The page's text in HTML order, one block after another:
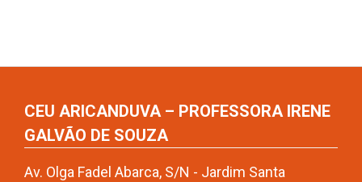
CEU ARICANDUVA – PROFESSORA IRENE
GALVÃO DE SOUZA
Av. Olga Fadel Abarca, S/N - Jardim Santa